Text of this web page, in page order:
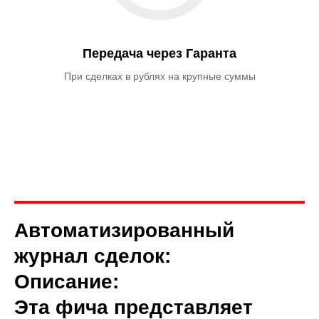
Передача через Гаранта
При сделках в рублях на крупные суммы
Автоматизированный
журнал сделок:
Описание:
Эта фича представляет